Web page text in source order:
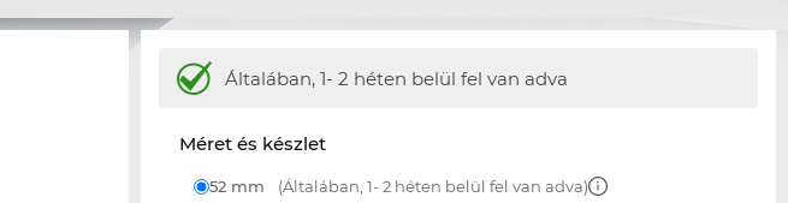
Általában, 1- 2 héten belül fel van adva
Méret és készlet
52 mm (Általában, 1- 2 héten belül fel van adva)